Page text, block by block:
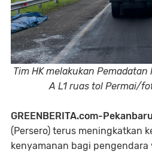
Tim HK melakukan Pemadatan
A L1 ruas tol Permai/
GREENBERITA.com-Pekanbaru
(Persero) terus meningkatkan
kenyamanan bagi